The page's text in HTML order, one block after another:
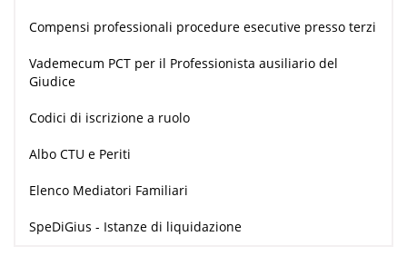
Compensi professionali procedure esecutive presso terzi
Vademecum PCT per il Professionista ausiliario del
Giudice
Codici di iscrizione a ruolo
Albo CTU e Periti
Elenco Mediatori Familiari
SpeDiGius - Istanze di liquidazione